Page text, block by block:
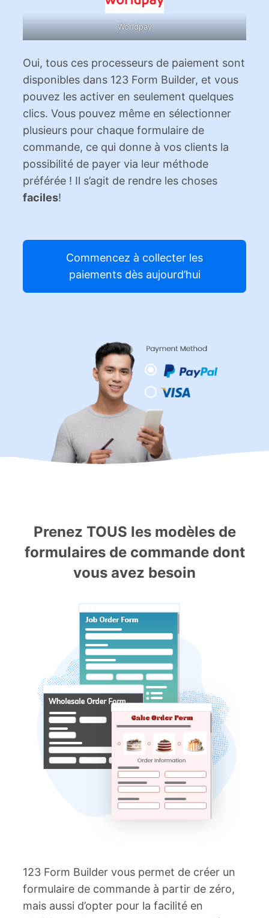
Worldpay
Oui, tous ces processeurs de paiement sont
disponibles dans 123 Form Builder, et vous
pouvez les activer en seulement quelques
clics. Vous pouvez même en sélectionner
plusieurs pour chaque formulaire de
commande, ce qui donne à vos clients la
possibilité de payer via leur méthode
préférée ! Il s’agit de rendre les choses
faciles!
Commencez à collecter les
paiements dès aujourd’hui
Prenez TOUS les modèles de
formulaires de commande dont
vous avez besoin
123 Form Builder vous permet de créer un
formulaire de commande à partir de zéro,
mais aussi d’opter pour la facilité en